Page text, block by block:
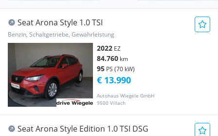
Seat Arona Style 1.0 TSI
Benzin, Schaltgetriebe, Gewährleistung
2022 EZ
84.760 km
95 PS (70 kW)
Autohaus Wiegele GmbH
9500 Villach
€ 13.990
Seat Arona Style Edition 1.0 TSI DSG